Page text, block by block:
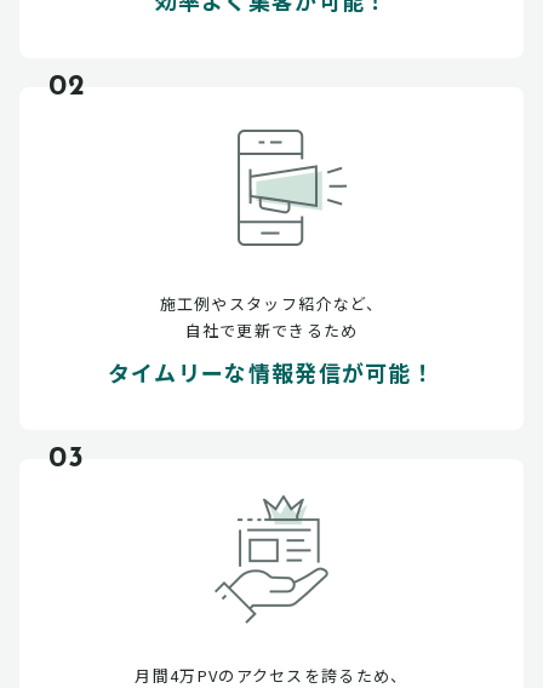
02
施工例やスタッフ紹介など、
自社で更新できるため
タイムリーな情報発信が可能！
03
月間4万PVのアクセスを誇るため、